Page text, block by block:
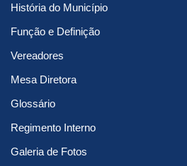
História do Município
Função e Definição
Vereadores
Mesa Diretora
Glossário
Regimento Interno
Galeria de Fotos